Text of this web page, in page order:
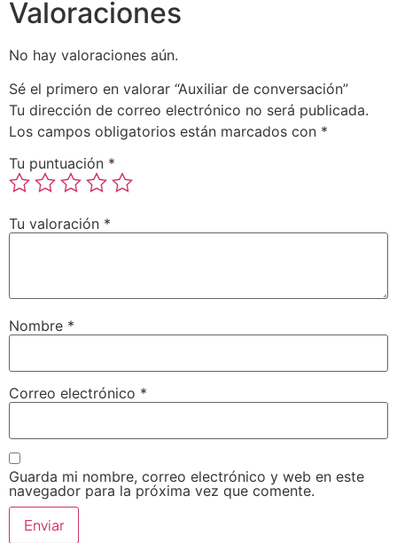
Valoraciones
No hay valoraciones aún.
Sé el primero en valorar “Auxiliar de conversación”
Tu dirección de correo electrónico no será publicada.
Los campos obligatorios están marcados con *
Tu puntuación *
Tu valoración *
Nombre *
Correo electrónico *
Guarda mi nombre, correo electrónico y web en este
navegador para la próxima vez que comente.